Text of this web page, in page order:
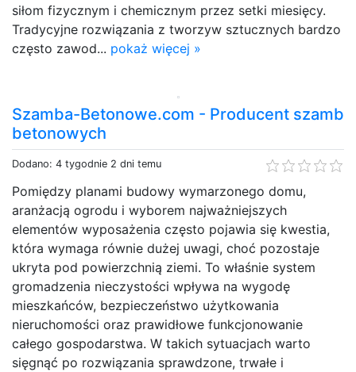
siłom fizycznym i chemicznym przez setki miesięcy.
Tradycyjne rozwiązania z tworzyw sztucznych bardzo
często zawod... pokaż więcej »
Szamba-Betonowe.com - Producent szamb
betonowych
Dodano: 4 tygodnie 2 dni temu
Pomiędzy planami budowy wymarzonego domu,
aranżacją ogrodu i wyborem najważniejszych
elementów wyposażenia często pojawia się kwestia,
która wymaga równie dużej uwagi, choć pozostaje
ukryta pod powierzchnią ziemi. To właśnie system
gromadzenia nieczystości wpływa na wygodę
mieszkańców, bezpieczeństwo użytkowania
nieruchomości oraz prawidłowe funkcjonowanie
całego gospodarstwa. W takich sytuacjach warto
sięgnąć po rozwiązania sprawdzone, trwałe i